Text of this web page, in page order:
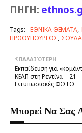
ΠΗΓΗ:
Tags: ΕΘΝΙΚΑ ΘΕΜΑΤΑ
ΠΡΩΘΥΠΟΥΡΓΟΣ ΣΟΥΔΑ
ΠΑΛΑΙΌΤΕΡΗ
Εκπαίδευση για
ΚΕΑΠ στη Ρεντίνα – 21
Εντυπωσιακές ΦΩΤΟ
Μπορεί Να Σας